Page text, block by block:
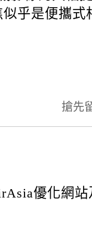
似乎是便攜式
搶先
優化網站